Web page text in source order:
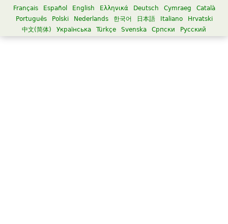
Català
Cymraeg
Deutsch
Ελληνικά
English
Español
Français
Hrvatski
Italiano
日本語
한국어
Nederlands
Polski
Português
Русский
Српски
Svenska
Türkçe
Українська
中文(简体)